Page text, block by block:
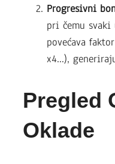
Progresivni
pri čemu
povećava
x4…),
Pregled
Oklade